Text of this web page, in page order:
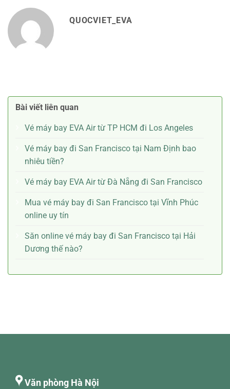
QUOCVIET_EVA
Bài viết liên quan
Vé máy bay EVA Air từ TP HCM đi Los Angeles
Vé máy bay đi San Francisco tại Nam Định bao
nhiêu tiền?
Vé máy bay EVA Air từ Đà Nẵng đi San Francisco
Mua vé máy bay đi San Francisco tại Vĩnh Phúc
online uy tín
Săn online vé máy bay đi San Francisco tại Hải
Dương thế nào?
Văn phòng Hà Nội